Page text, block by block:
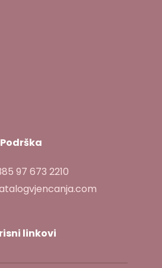
Podrška
97 673 2210
linkovi